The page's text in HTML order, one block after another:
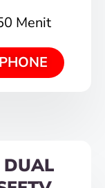
Menit
DUAL